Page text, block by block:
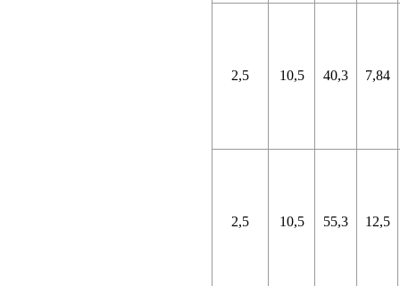
2,5 10,5 40,3 7,84
2,5 10,5 55,3 12,5